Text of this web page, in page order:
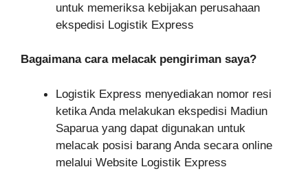
untuk memeriksa kebijakan perusahaan
ekspedisi Logistik Express
Bagaimana cara melacak pengiriman saya?
Logistik Express menyediakan nomor resi
ketika Anda melakukan ekspedisi Madiun
Saparua yang dapat digunakan untuk
melacak posisi barang Anda secara online
melalui Website Logistik Express